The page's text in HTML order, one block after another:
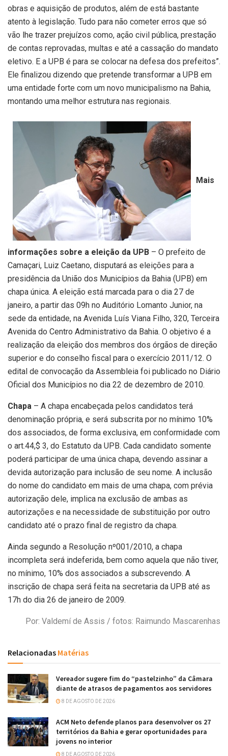
obras e aquisição de produtos, além de está bastante
atento à legislação. Tudo para não cometer erros que só
vão lhe trazer prejuízos como, ação civil pública, prestação
de contas reprovadas, multas e até a cassação do mandato
eletivo. E a UPB é para se colocar na defesa dos prefeitos”.
Ele finalizou dizendo que pretende transformar a UPB em
uma entidade forte com um novo municipalismo na Bahia,
montando uma melhor estrutura nas regionais.
Mais
informações sobre a eleição da UPB – O prefeito de
Camaçari, Luiz Caetano, disputará as eleições para a
presidência da União dos Municípios da Bahia (UPB) em
chapa única. A eleição está marcada para o dia 27 de
janeiro, a partir das 09h no Auditório Lomanto Junior, na
sede da entidade, na Avenida Luís Viana Filho, 320, Terceira
Avenida do Centro Administrativo da Bahia. O objetivo é a
realização da eleição dos membros dos órgãos de direção
superior e do conselho fiscal para o exercício 2011/12. O
edital de convocação da Assembleia foi publicado no Diário
Oficial dos Municípios no dia 22 de dezembro de 2010.
Chapa – A chapa encabeçada pelos candidatos terá
denominação própria, e será subscrita por no mínimo 10%
dos associados, de forma exclusiva, em conformidade com
o art.44,$ 3, do Estatuto da UPB. Cada candidato somente
poderá participar de uma única chapa, devendo assinar a
devida autorização para inclusão de seu nome. A inclusão
do nome do candidato em mais de uma chapa, com prévia
autorização dele, implica na exclusão de ambas as
autorizações e na necessidade de substituição por outro
candidato até o prazo final de registro da chapa.
Ainda segundo a Resolução nº001/2010, a chapa
incompleta será indeferida, bem como aquela que não tiver,
no mínimo, 10% dos associados a subscrevendo. A
inscrição de chapa será feita na secretaria da UPB até as
17h do dia 26 de janeiro de 2009.
Por: Valdemí de Assis / fotos: Raimundo Mascarenhas
Relacionadas Matérias
Vereador sugere fim do “pastelzinho” da Câmara
diante de atrasos de pagamentos aos servidores
8 DE AGOSTO DE 2026
ACM Neto defende planos para desenvolver os 27
territórios da Bahia e gerar oportunidades para
jovens no interior
8 DE AGOSTO DE 2026